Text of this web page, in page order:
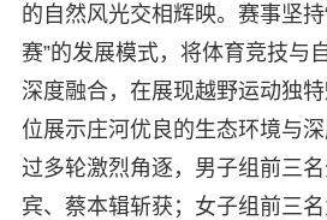
的自然风光交相辉映。赛事坚
赛”的发展模式，将体育竞技与
深度融合，在展现越野运动独
位展示庄河优良的生态环境与
过多轮激烈角逐，男子组前三
宾、蔡本辑斩获；女子组前三名